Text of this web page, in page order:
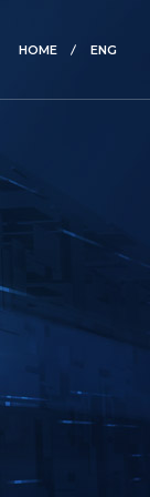
HOME ENG